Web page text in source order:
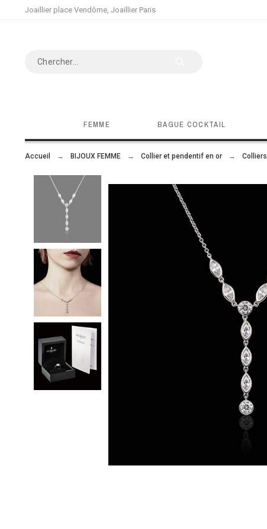
Joaillier place Vendôme, Joaillier Paris
FEMME BAGUE COCKTAIL
Accueil BIJOUX FEMME Collier et pendentif en or